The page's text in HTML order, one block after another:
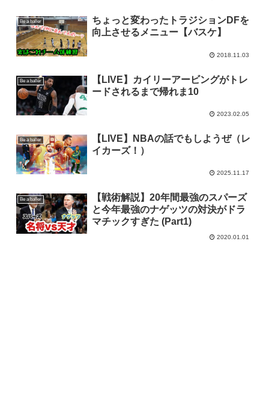
Be a baller
ちょっと変わったトラジションDFを
向上させるメニュー【バスケ】
2018.11.03
Be a baller
【LIVE】カイリーアービングがトレ
ードされるまで帰れま10
2023.02.05
Be a baller
【LIVE】NBAの話でもしようぜ（レ
イカーズ！）
2025.11.17
Be a baller
【戦術解説】20年間最強のスパーズ
と今年最強のナゲッツの対決がドラ
マチックすぎた (Part1)
2020.01.01